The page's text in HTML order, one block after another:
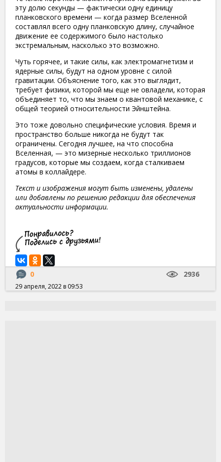
эту долю секунды — фактически одну единицу
планковского времени — когда размер Вселенной
составлял всего одну планковскую длину, случайное
движение ее содержимого было настолько
экстремальным, насколько это возможно.
Чуть горячее, и такие силы, как электромагнетизм и
ядерные силы, будут на одном уровне с силой
гравитации. Объяснение того, как это выглядит,
требует физики, которой мы еще не овладели, которая
объединяет то, что мы знаем о квантовой механике, с
общей теорией относительности Эйнштейна.
Это тоже довольно специфические условия. Время и
пространство больше никогда не будут так
ограничены. Сегодня лучшее, на что способна
Вселенная, — это мизерные несколько триллионов
градусов, которые мы создаем, когда сталкиваем
атомы в коллайдере.
Текст и изображения могут быть изменены, удалены
или добавлены по решению редакции для обеспечения
актуальности информации.
0 2936
29 апреля, 2022 в 09:53